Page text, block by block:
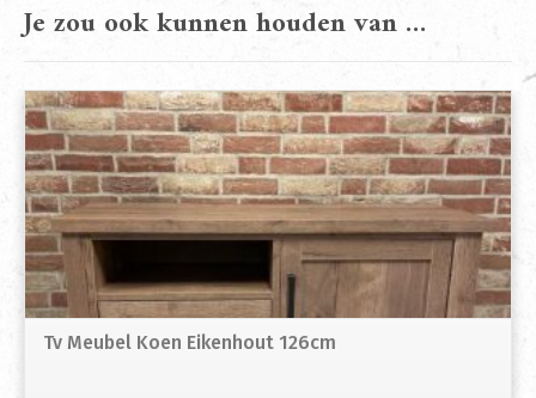
Je zou ook kunnen houden van …
Tv Meubel Koen Eikenhout 126cm